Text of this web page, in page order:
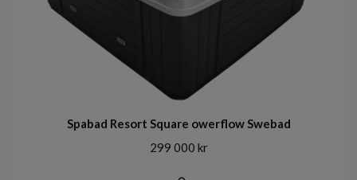
Spabad Resort Square owerflow Swebad
299 000 kr